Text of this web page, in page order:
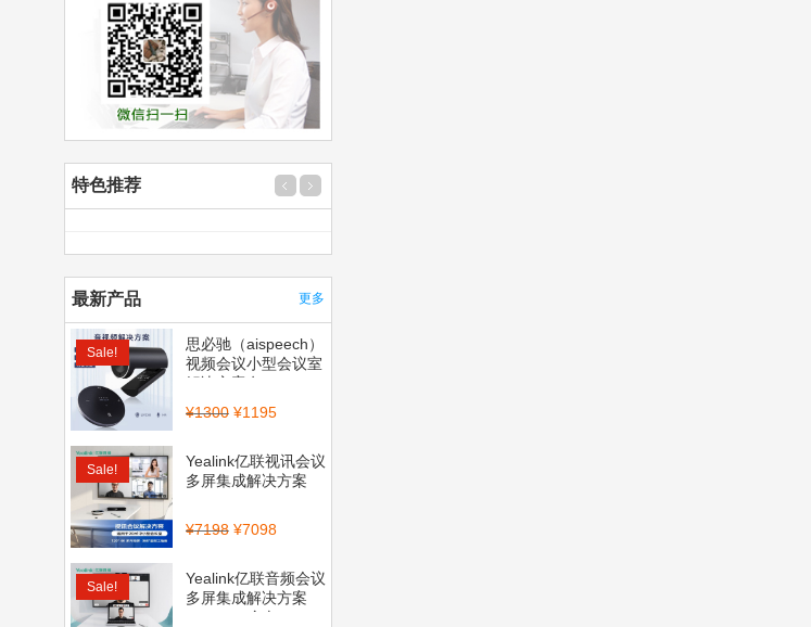
特色推荐
最新产品 更多
Sale!
思必驰（aispeech）
视频会议小型会议室
解决方案套...
¥1300 ¥1195
Sale!
Yealink亿联视讯会议
多屏集成解决方案
¥7198 ¥7098
Sale!
Yealink亿联音频会议
多屏集成解决方案
（CP700全向...